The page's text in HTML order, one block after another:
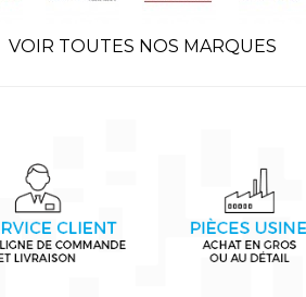
VOIR TOUTES NOS MARQUES